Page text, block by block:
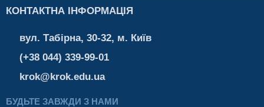
КОНТАКТНА ІНФОРМАЦІЯ
вул. Табірна, 30-32, м. Київ
(+38 044) 339-99-01
krok@krok.edu.ua
БУДЬТЕ ЗАВЖДИ З НАМИ